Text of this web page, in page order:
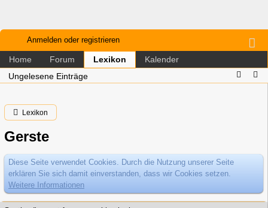
Anmelden oder registrieren
Home Forum Lexikon
Kalender
Ungelesene Einträge
Lexikon
Gerste
Diese Seite verwendet Cookies. Durch die Nutzung unserer Seite
erklären Sie sich damit einverstanden, dass wir Cookies setzen.
Weitere Informationen